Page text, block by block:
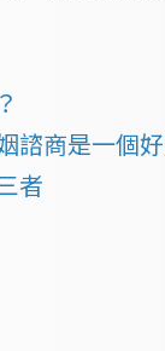
諮商是一個
者